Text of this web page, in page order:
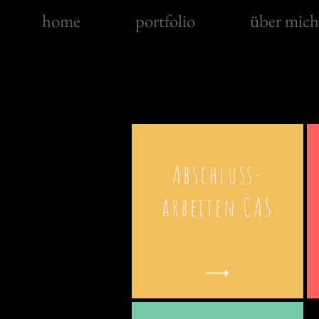
home portfolio über mich
Abschluss-
arbeiten CAS